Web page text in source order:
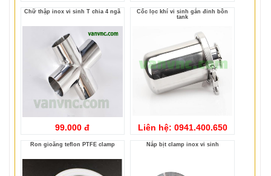
Chữ thập inox vi sinh T chia 4 ngã
99.000 đ
Cốc lọc khí vi sinh gắn đỉnh bồn
tank
Liên hệ: 0941.400.650
Ron gioăng teflon PTFE clamp Nắp bịt clamp inox vi sinh